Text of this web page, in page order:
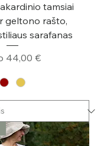
tamsiai
geltono rašto,
sarafanas
44,00 €kaina